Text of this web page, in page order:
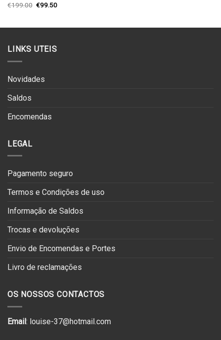
€199.00 O
€199.00.
€99.50O
€99.50.
LINKS UTEIS
Novidades
Saldos
Encomendas
LEGAL
Pagamento seguro
Termos e Condições de uso
Informação de Saldos
Trocas e devoluções
Envio de Encomendas e Portes
Livro de reclamações
OS NOSSOS CONTACTOS
Email: louise-37@hotmail.com